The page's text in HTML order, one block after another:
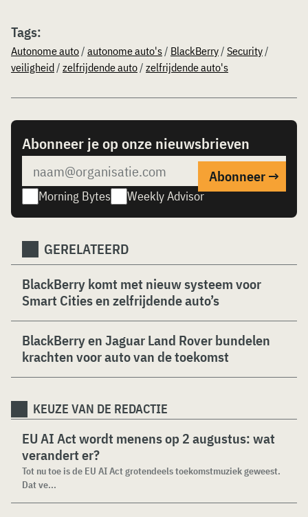
Tags:
Autonome auto/ autonome auto's/ BlackBerry/ Security/
veiligheid/ zelfrijdende auto/ zelfrijdende auto's
Abonneer je op onze nieuwsbrieven
Morning Bytes Weekly Advisor
GERELATEERD
BlackBerry komt met nieuw systeem voor
Smart Cities en zelfrijdende auto’s
BlackBerry en Jaguar Land Rover bundelen
krachten voor auto van de toekomst
KEUZE VAN DE REDACTIE
EU AI Act wordt menens op 2 augustus: wat
verandert er?
Tot nu toe is de EU AI Act grotendeels toekomstmuziek geweest.
Dat ve...